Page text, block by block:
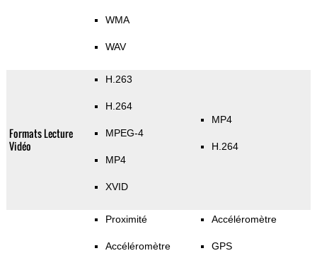
WMA
WAV
Formats Lecture
Vidéo
H.263
H.264
MPEG-4
MP4
XVID
MP4
H.264
Proximité
Accéléromètre
Accéléromètre
GPS